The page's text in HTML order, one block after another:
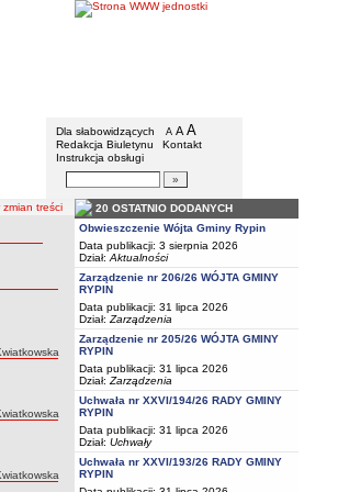
Gmina Rypin
Menu dodatkowe
Dla słabowidzących A pomniejsz czcionkę
A standardowy rozmiar czcionki
A
Redakcja Biuletynu
Kontakt
Instrukcja obsługi
Wyszukiwarka artykułów
treści
20 OSTATNIO DODANYCH
Obwieszczenie Wójta Gminy Rypin
Data publikacji: 3 sierpnia 2026
Dział: Aktualności
Zarządzenie nr 206/26 WÓJTA GMINY
RYPIN
Data publikacji: 31 lipca 2026
Dział: Zarządzenia
Zarządzenie nr 205/26 WÓJTA GMINY
RYPIN
Data publikacji: 31 lipca 2026
Dział: Zarządzenia
Uchwała nr XXVI/194/26 RADY GMINY
RYPIN
Data publikacji: 31 lipca 2026
Dział: Uchwały
Uchwała nr XXVI/193/26 RADY GMINY
RYPIN